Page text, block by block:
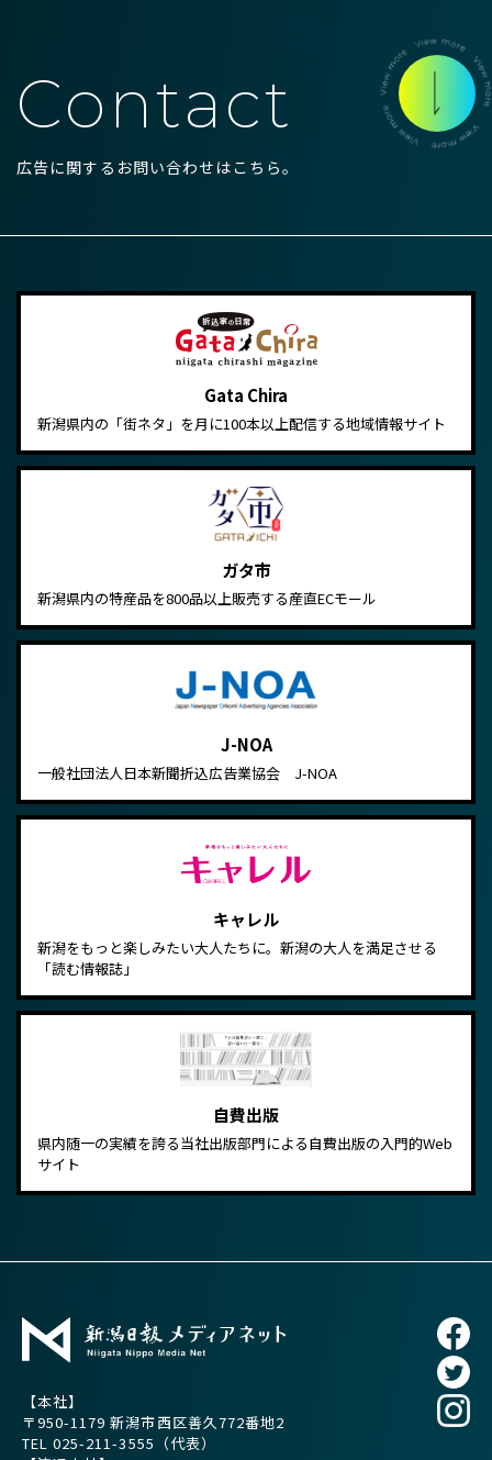
Contact
広告に関するお問い合わせはこちら。
Gata Chira
新潟県内の「街ネタ」を月に100本以上配信する地域情報サイト
ガタ市
新潟県内の特産品を800品以上販売する産直ECモール
J-NOA
一般社団法人日本新聞折込広告業協会 J-NOA
キャレル
新潟をもっと楽しみたい大人たちに。新潟の大人を満足させる
「読む情報誌」
自費出版
県内随一の実績を誇る当社出版部門による自費出版の入門的Web
サイト
【本社】
〒950-1179 新潟市西区善久772番地2
TEL025-211-3555 （代表）